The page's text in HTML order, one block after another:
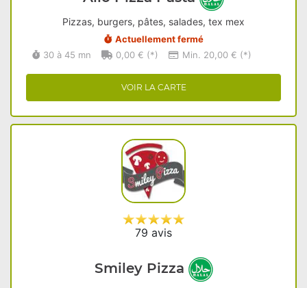
Pizzas, burgers, pâtes, salades, tex mex
Actuellement fermé
30 à 45 mn
0,00 € (*) Min. 20,00 € (*)
VOIR LA CARTE
79 avis
Smiley Pizza